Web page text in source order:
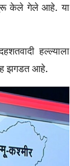
सुरू केले गेले आहे. या
हल्ल्याला
झगडत आहे.